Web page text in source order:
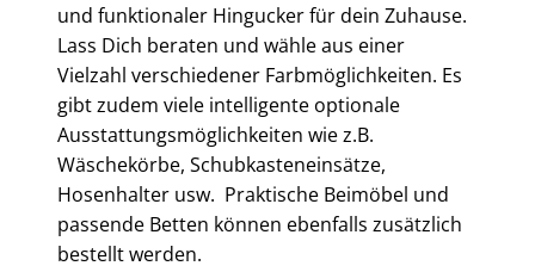
und funktionaler Hingucker für dein Zuhause.
Lass Dich beraten und wähle aus einer
Vielzahl verschiedener Farbmöglichkeiten. Es
gibt zudem viele intelligente optionale
Ausstattungsmöglichkeiten wie z.B.
Wäschekörbe, Schubkasteneinsätze,
Hosenhalter usw. Praktische Beimöbel und
passende Betten können ebenfalls zusätzlich
bestellt werden.